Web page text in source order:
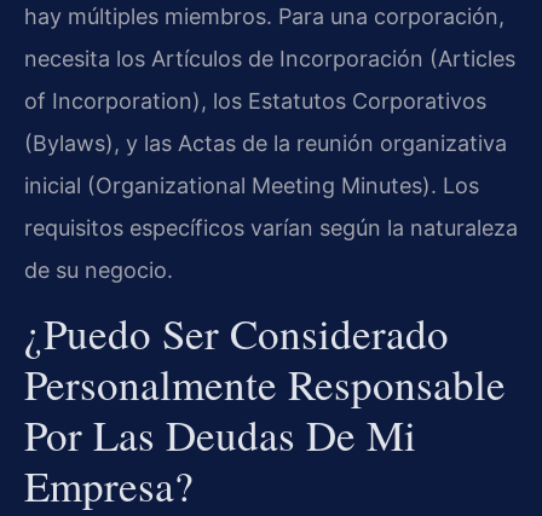
hay múltiples miembros. Para una corporación,
necesita los Artículos de Incorporación (Articles
of Incorporation), los Estatutos Corporativos
(Bylaws), y las Actas de la reunión organizativa
inicial (Organizational Meeting Minutes). Los
requisitos específicos varían según la naturaleza
de su negocio.
¿Puedo Ser Considerado
Personalmente Responsable
Por Las Deudas De Mi
Empresa?